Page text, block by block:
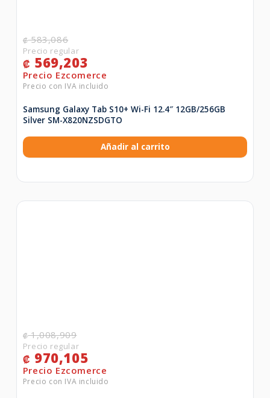
₡583,086
₡ 569,203
Samsung Galaxy Tab S10+ Wi-Fi 12.4″ 12GB/256GB
Silver SM-X820NZSDGTO
Añadir al carrito
₡1,008,909
₡ 970,105